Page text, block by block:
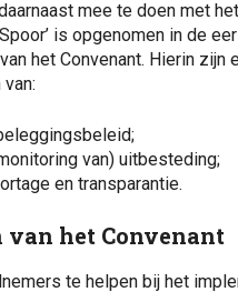
mee te doen met het
is opgenomen in de
het Convenant. Hierin zijn
van) uitbesteding;
en transparantie.
van het Convenant
te helpen bij het